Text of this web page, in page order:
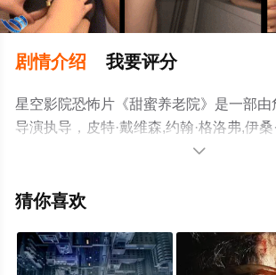
剧情介绍 我要评分
星空影院恐怖片《甜蜜养老院》是一部由
导演执导，皮特·戴维森,约翰·格洛弗,伊
·奥尔特曼,维克多·威廉姆斯,玛丽·贝丝·派
丽叶·阿布妮,大卫·莫兰德,贝丝·迪克森,马
等明星精彩演绎的美国电影，手机免费
整版电影大全就上星空电影网，更多相

猜你喜欢